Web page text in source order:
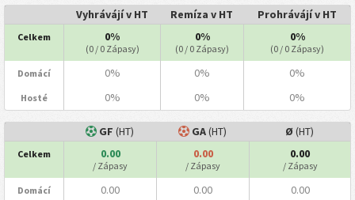
Vyhrávájí v HT Remíza v HT Prohrávájí v HT
Celkem 0%
(0 / 0 Zápasy)
0%
(0 / 0 Zápasy)
0%
(0 / 0 Zápasy)
Domácí 0% 0% 0%
Hosté 0% 0% 0%
GF (HT) GA(HT) Ø (HT)
Celkem 0.00
/ Zápasy
0.00
/ Zápasy
0.00
/ Zápasy
Domácí 0.00 0.00 0.00